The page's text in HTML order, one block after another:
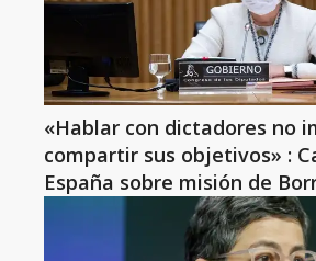
«Hablar con dictadores no
compartir sus objetivos» :
España sobre misión de